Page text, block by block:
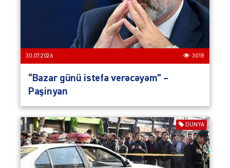
30.07.2026 3018
“Bazar günü istefa verəcəyəm” –
Paşinyan
DÜNYA